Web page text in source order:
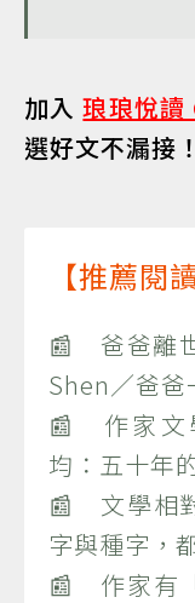
加入琅琅悅
選好文不漏接！
【推薦閱讀
📰 爸爸離
Shen／爸爸
📰 作家文
均：五十年
📰 文學相
字與種字，
📰 作家有